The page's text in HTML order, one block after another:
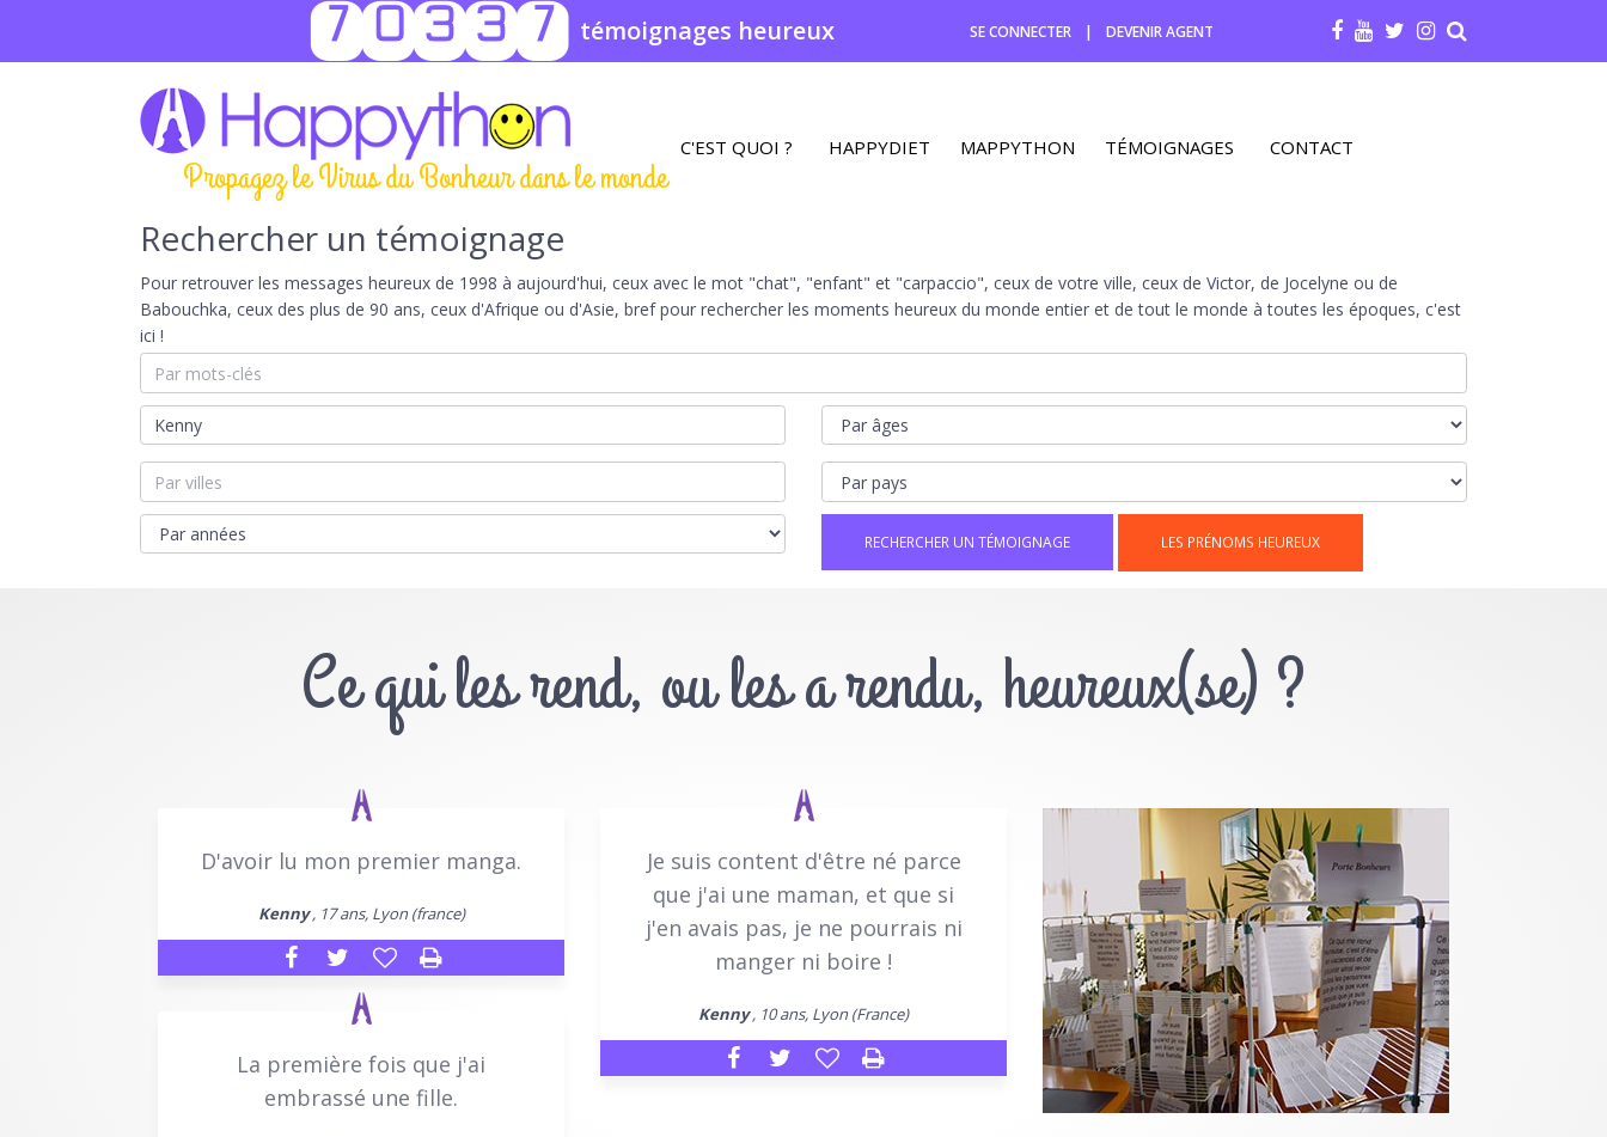
70337 témoignages heureux SE CONNECTER | DEVENIR AGENT
Propagez le Virus du Bonheur dans le monde
C'EST QUOI ? HAPPYDIET MAPPYTHON TÉMOIGNAGES CONTACT
Rechercher un témoignage
Pour retrouver les messages heureux de 1998 à aujourd'hui, ceux avec le mot "chat", "enfant" et "carpaccio", ceux de votre ville, ceux de Victor, de Jocelyne ou de
Babouchka, ceux des plus de 90 ans, ceux d'Afrique ou d'Asie, bref pour rechercher les moments heureux du monde entier et de tout le monde à toutes les époques, c'est
ici !
LES PRÉNOMS HEUREUX
Ce qui les rend, ou les a rendu, heureux(se) ?
D'avoir lu mon premier manga.
Kenny, 17 ans, Lyon (france)
Je suis content d'être né parce
que j'ai une maman, et que si
j'en avais pas, je ne pourrais ni
manger ni boire !
Kenny, 10 ans, Lyon (France)
La première fois que j'ai
embrassé une fille.